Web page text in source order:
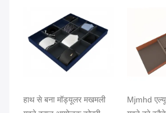
हाथ से बना मॉड्यूलर मखमली
Mjmhd